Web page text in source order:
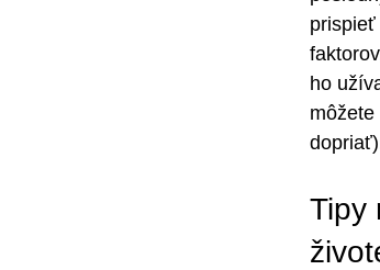
prispieť
ho
Tipy